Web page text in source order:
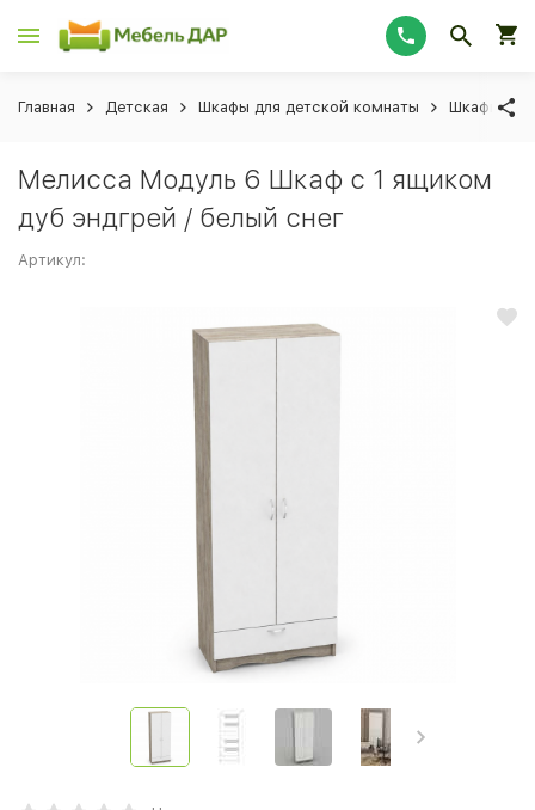
Главная Детская Шкафы для детской комнаты Шкафы
Мелисса Модуль 6 Шкаф с 1 ящиком
дуб эндгрей / белый снег
Артикул: